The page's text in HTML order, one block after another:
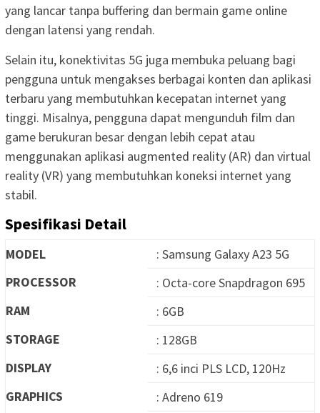
yang lancar tanpa buffering dan bermain game online
dengan latensi yang rendah.
Selain itu, konektivitas 5G juga membuka peluang bagi
pengguna untuk mengakses berbagai konten dan aplikasi
terbaru yang membutuhkan kecepatan internet yang
tinggi. Misalnya, pengguna dapat mengunduh film dan
game berukuran besar dengan lebih cepat atau
menggunakan aplikasi augmented reality (AR) dan virtual
reality (VR) yang membutuhkan koneksi internet yang
stabil.
Spesifikasi Detail
MODEL
: Samsung Galaxy A23 5G
PROCESSOR
: Octa-core Snapdragon 695
RAM
: 6GB
STORAGE
: 128GB
DISPLAY
: 6,6 inci PLS LCD, 120Hz
GRAPHICS
: Adreno 619